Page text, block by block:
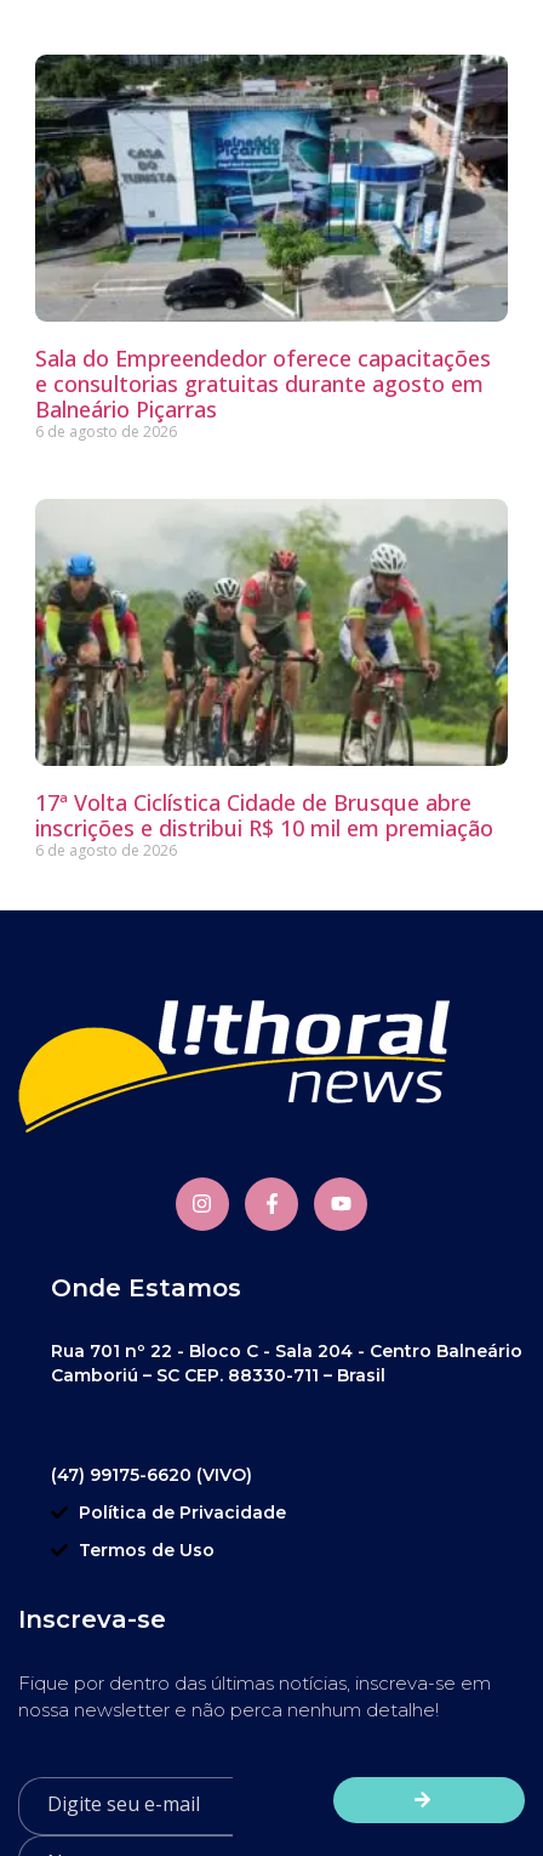
Sala do Empreendedor oferece capacitações
e consultorias gratuitas durante agosto em
Balneário Piçarras
6 de agosto de 2026
17ª Volta Ciclística Cidade de Brusque abre
inscrições e distribui R$ 10 mil em premiação
6 de agosto de 2026
Onde Estamos
Rua 701 nº 22 - Bloco C - Sala 204 - Centro Balneário
Camboriú – SC CEP. 88330-711 – Brasil
(47) 99175-6620 (VIVO)
Política de Privacidade
Termos de Uso
Inscreva-se
Fique por dentro das últimas notícias, inscreva-se em
nossa newsletter e não perca nenhum detalhe!